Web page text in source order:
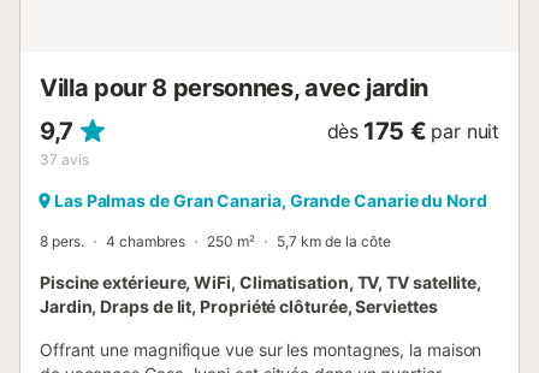
Villa pour 8 personnes, avec jardin
9,7
37 avis
dès 175 € par nuit
Las Palmas de Gran Canaria, Grande Canarie du Nord
8 pers. 4 chambres 250 m² 5,7 km de la côte
Piscine extérieure, WiFi, Climatisation, TV, TV satellite,
Jardin, Draps de lit, Propriété clôturée, Serviettes
Offrant une magnifique vue sur les montagnes, la maison